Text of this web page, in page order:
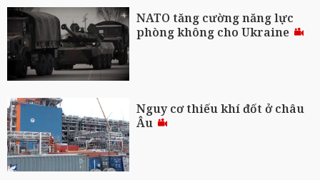
NATO tăng cường năng lực
phòng không cho Ukraine
Nguy cơ thiếu khí đốt ở châu
Âu